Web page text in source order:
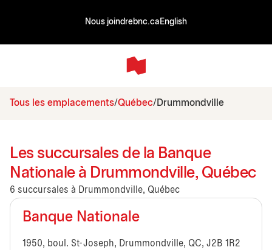
Nous joindrebnc.ca English
Tous les emplacements Québec Drummondville
Les succursales de la Banque
Nationale à Drummondville, Québec
6 succursales à Drummondville, Québec
Banque Nationale
1950, boul. St-Joseph, Drummondville, QC, J2B 1R2